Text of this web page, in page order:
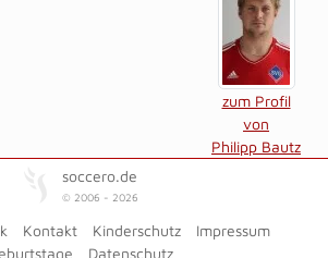
zum Profil
von
Philipp Bautz
soccero.de
© 2006 - 2026
Kontakt Kinderschutz
Impressum
Datenschutz